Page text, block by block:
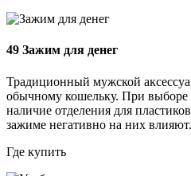
49 Зажим для денег
Традиционный мужской
обычному кошельку. При выборе
наличие отделения для
зажиме негативно на них влияют.
Где купить